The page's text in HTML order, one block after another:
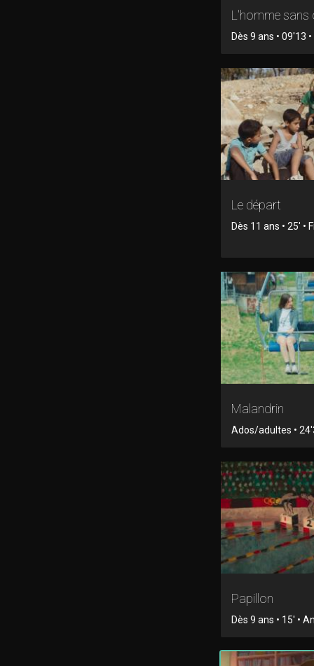
L'homme sans
Dès 9 ans • 09'13
Le départ
Dès 11 ans • 25' •
Malandrin
Ados/adultes •
Papillon
Dès 9 ans • 15' •